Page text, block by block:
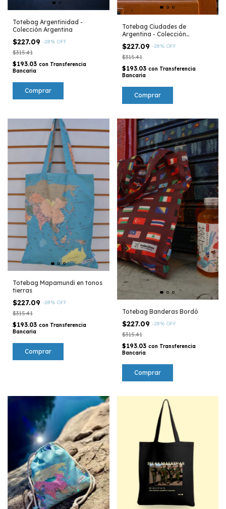
Totebag Argentinidad -
Colección Argentina
$227.09 -28% OFF
$315.41
$193.03 con Transferencia
Bancaria
Totebag Ciudades de
Argentina - Colección
$227.09 -28% OFF
$315.41
$193.03 con Transferencia
Bancaria
Totebag Mapamundi en tonos
tierras
$227.09 -28% OFF
$315.41
$193.03 con Transferencia
Bancaria
Totebag Banderas Bordó
$227.09 -28% OFF
$315.41
$193.03 con Transferencia
Bancaria